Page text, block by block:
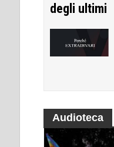
degli ultimi
Audioteca